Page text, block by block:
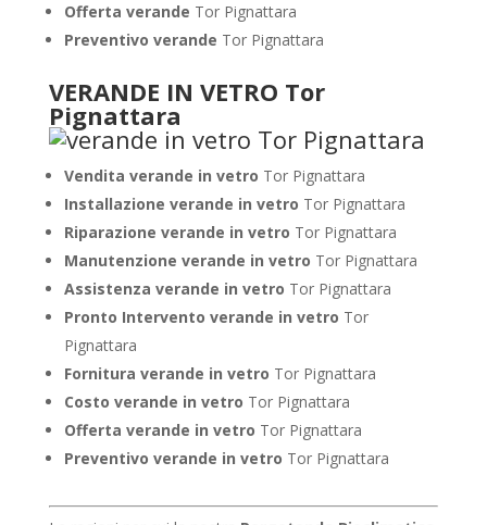
Offerta verande Tor Pignattara
Preventivo verande Tor Pignattara
VERANDE IN VETRO Tor
Pignattara
Vendita verande in vetro Tor Pignattara
Installazione verande in vetro Tor Pignattara
Riparazione verande in vetro Tor Pignattara
Manutenzione verande in vetro Tor Pignattara
Assistenza verande in vetro Tor Pignattara
Pronto Intervento verande in vetro Tor
Pignattara
Fornitura verande in vetro Tor Pignattara
Costo verande in vetro Tor Pignattara
Offerta verande in vetro Tor Pignattara
Preventivo verande in vetro Tor Pignattara